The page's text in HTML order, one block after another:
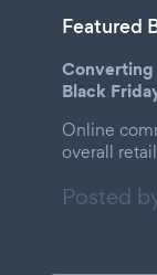
Featured
Converting
Black
Online
overall
Posted